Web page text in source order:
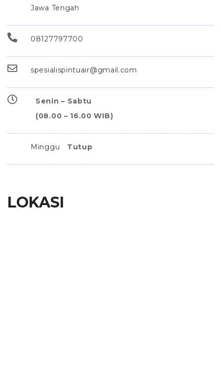
Jawa Tengah
08127797700
spesialispintuair@gmail.com
Senin – Sabtu
(08.00 – 16.00 WIB)
Minggu Tutup
LOKASI